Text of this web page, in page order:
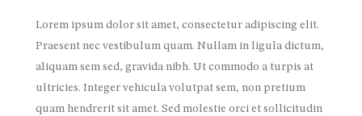
Lorem ipsum dolor sit amet, consectetur adipiscing elit.
Praesent nec vestibulum quam. Nullam in ligula dictum,
aliquam sem sed, gravida nibh. Ut commodo a turpis at
ultricies. Integer vehicula volutpat sem, non pretium
quam hendrerit sit amet. Sed molestie orci et sollicitudin